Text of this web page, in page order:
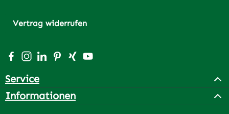
Vertrag widerrufen
Besuche uns auf Facebook – öffnet in neuem Tab
Schau auf Instagram vorbei – öffnet in neuem Tab
Vernetze dich mit uns auf LinkedIn – öffnet in
Lass dich auf Pinterest inspirieren – öffnet
Vernetze dich mit uns auf Xing – öffnet
Sieh dir unsere Videos auf YouTube
Service
Informationen